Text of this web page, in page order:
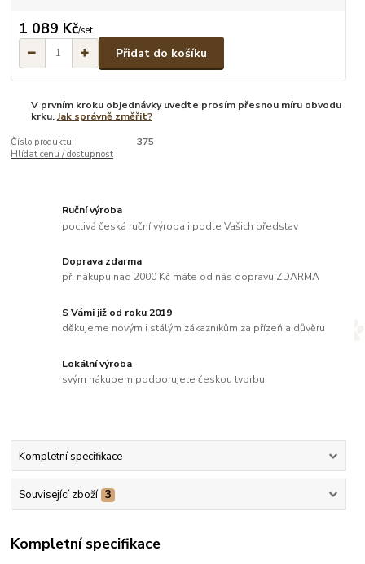
1 089 Kč/set
Přidat do košíku
V prvním kroku objednávky uveďte prosím přesnou míru obvodu
krku.Jak správně změřit?
Číslo produktu:
375
Hlídat cenu / dostupnost
Ruční výroba
poctivá česká ruční výroba i podle Vašich představ
Doprava zdarma
při nákupu nad 2000 Kč máte od nás dopravu ZDARMA
S Vámi již od roku 2019
děkujeme novým i stálým zákazníkům za přízeň a důvěru
Lokální výroba
svým nákupem podporujete českou tvorbu
Kompletní specifikace
Související zboží 3
Kompletní specifikace